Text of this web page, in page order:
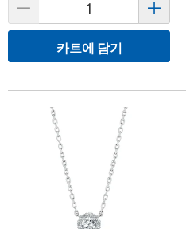
카트에 담기